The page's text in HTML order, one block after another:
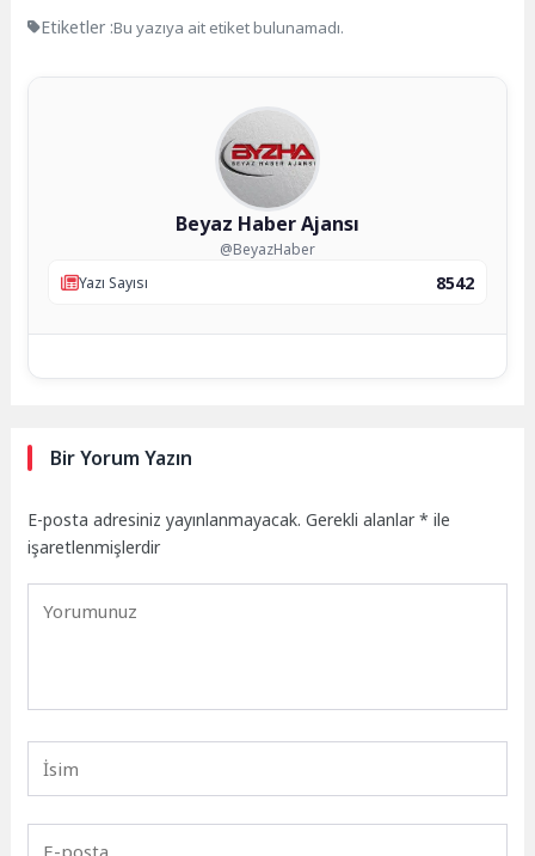
Etiketler :Bu yazıya ait etiket bulunamadı.
Beyaz Haber Ajansı
@BeyazHaber
Yazı Sayısı
8542
Bir Yorum Yazın
E-posta adresiniz yayınlanmayacak. Gerekli alanlar* ile
işaretlenmişlerdir